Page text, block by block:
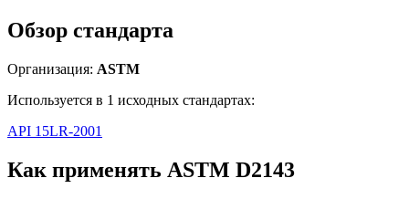
Обзор стандарта
Организация: ASTM
Используется в 1 исходных стандартах:
API 15LR-2001
Как применять ASTM D2143